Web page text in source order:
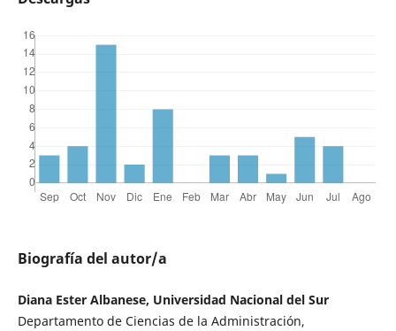
Biografía del autor/a
Diana Ester Albanese, Universidad Nacional del Sur
Departamento de Ciencias de la Administración,